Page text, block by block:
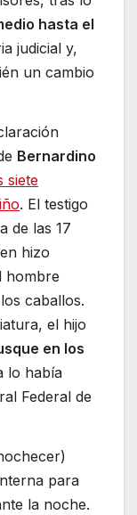
hasta el
judicial y,
un cambio
Bernardino
siete
. El testigo
de las 17
hizo
hombre
caballos.
el hijo
en los
lo había
Federal de
para
la noche.